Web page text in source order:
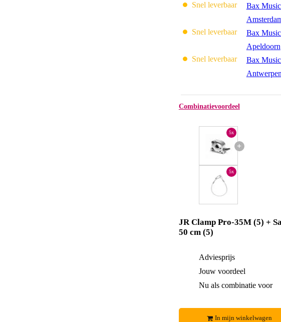
Snel leverbaar
Bax
Snel leverbaar
Bax
Apeldoorn
Snel leverbaar
Bax
Antwerpen
Combinatievoordeel
+
5x
5x
JR Clamp Pro-35M (5) +
50 cm (5)
Adviesprijs
Jouw voordeel
Nu als combinatie voor
In mijn winkelwagen